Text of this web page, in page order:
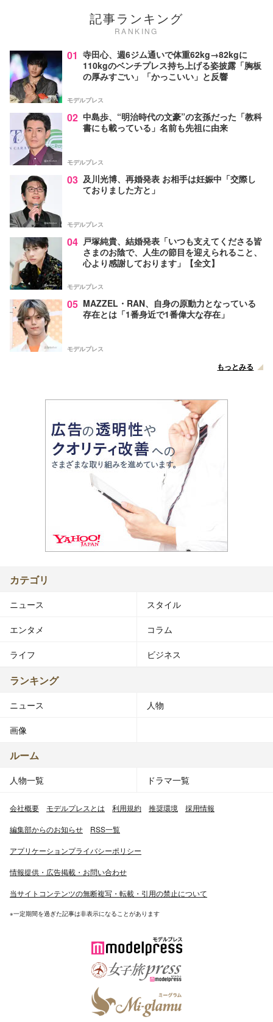
記事ランキング
RANKING
01 寺田心、週6ジム通いで体重62kg→82kgに
110kgのベンチプレス持ち上げる姿披露「胸板
の厚みすごい」「かっこいい」と反響
モデルプレス
02 中島歩、“明治時代の文豪”の玄孫だった「教科
書にも載っている」名前も先祖に由来
モデルプレス
03 及川光博、再婚発表 お相手は妊娠中「交際し
ておりました方と」
モデルプレス
04 戸塚純貴、結婚発表「いつも支えてくださる皆
さまのお陰で、人生の節目を迎えられること、
心より感謝しております」【全文】
モデルプレス
05 MAZZEL・RAN、自身の原動力となっている
存在とは「1番身近で1番偉大な存在」
モデルプレス
もっとみる
カテゴリ
ニュース スタイル
エンタメ コラム
ライフ ビジネス
ランキング
ニュース 人物
画像
ルーム
人物一覧 ドラマ一覧
会社概要 モデルプレスとは 利用規約 推奨環境 採用情報
編集部からのお知らせ RSS一覧
アプリケーションプライバシーポリシー
情報提供・広告掲載・お問い合わせ
当サイトコンテンツの無断複写・転載・引用の禁止について
※一定期間を過ぎた記事は非表示になることがあります